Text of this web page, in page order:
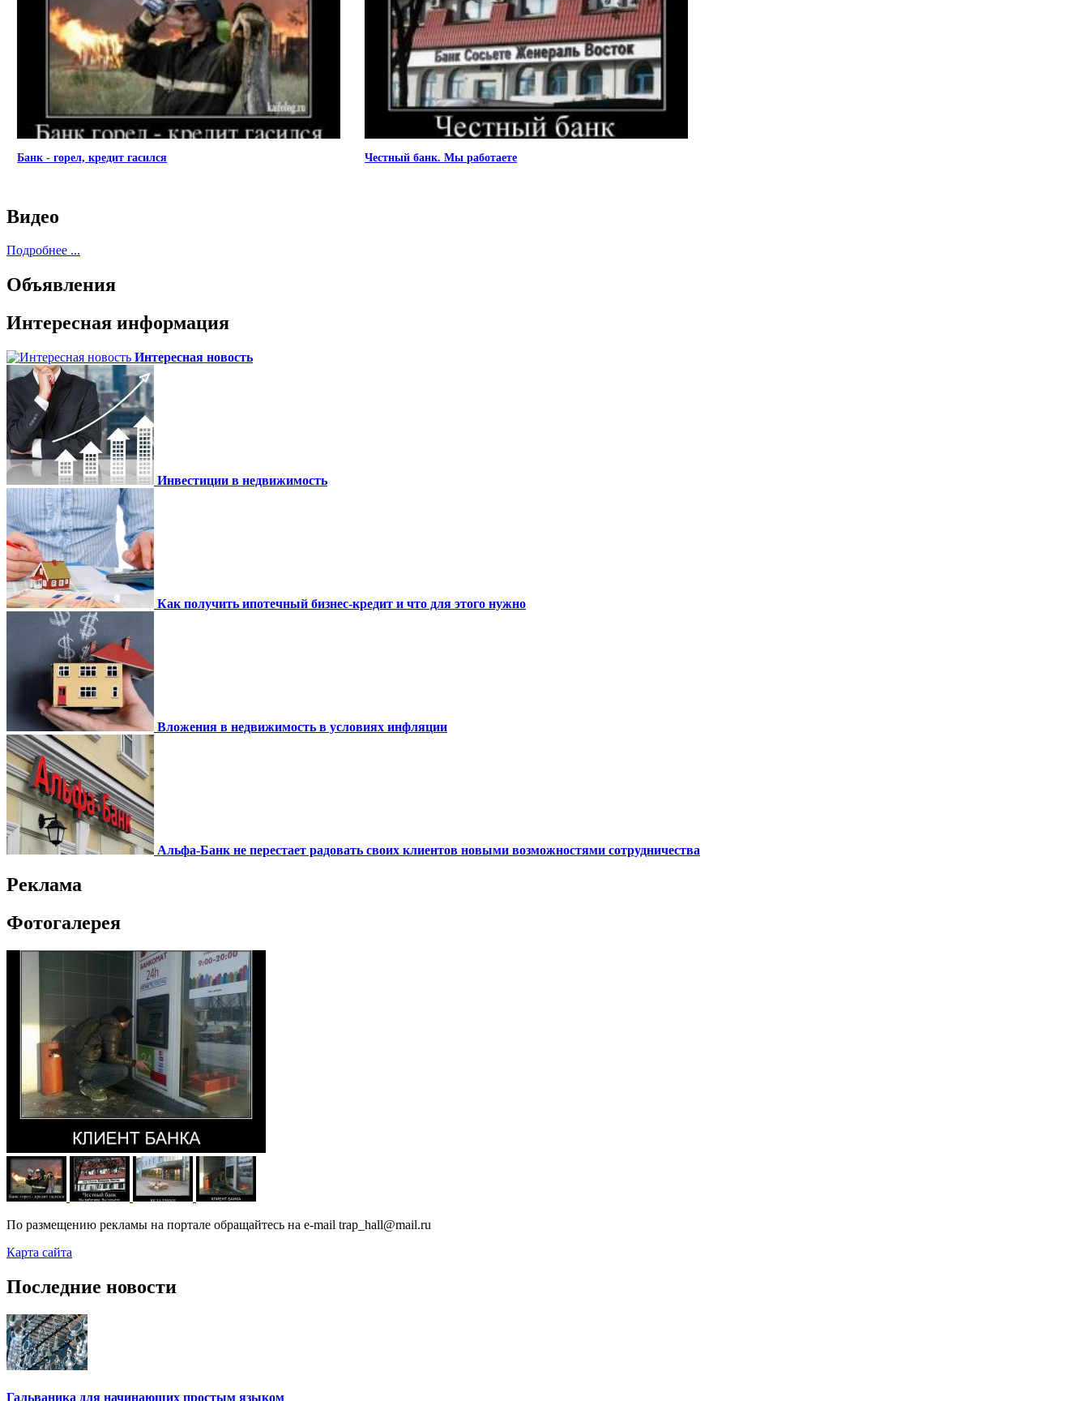
Банк - горел, кредит гасился Честный банк. Мы работаете
Видео
Подробнее ...
Объявления
Интересная информация
Интересная новость
Инвестиции в недвижимость
Как получить ипотечный бизнес-кредит и что для этого нужно
Вложения в недвижимость в условиях инфляции
Альфа-Банк не перестает радовать своих клиентов новыми возможностями сотрудничества
Реклама
Фотогалерея
По размещению рекламы на портале обращайтесь на e-mail trap_hall@mail.ru
Карта сайта
Последние новости
Гальваника для начинающих простым языком